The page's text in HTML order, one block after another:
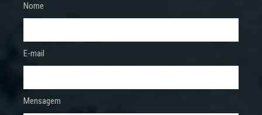
Nome
E-mail
Mensagem